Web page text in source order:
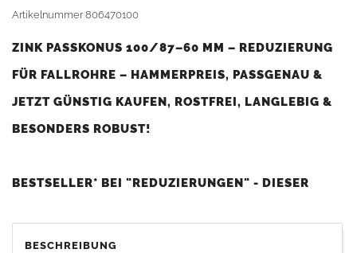
Artikelnummer806470100
ZINK PASSKONUS 100/87–60 MM – REDUZIERUNG
FÜR FALLROHRE – HAMMERPREIS, PASSGENAU &
JETZT GÜNSTIG KAUFEN, ROSTFREI, LANGLEBIG &
BESONDERS ROBUST!
BESTSELLER* BEI "REDUZIERUNGEN" - DIESER
BESCHREIBUNG